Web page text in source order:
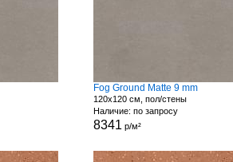
Fog Ground Matte 9 mm
120x120 см, пол/стены
Наличие: по запросу
8341 р/м²